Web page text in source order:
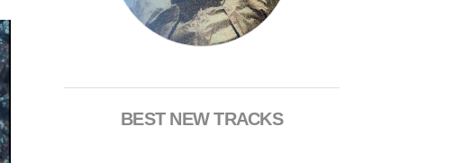
BEST NEW TRACKS